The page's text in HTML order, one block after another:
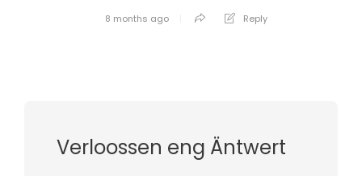
8 months ago Reply
Verloossen eng Äntwert